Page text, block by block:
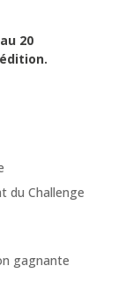
20
du Challenge
gagnante